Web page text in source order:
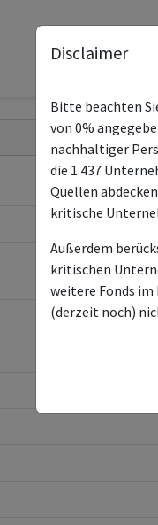
Fonds
Disclaimer
Bitte beachten
von 0%
nachhaltiger
die 1.437
Quellen
kritische
Außerdem
kritischen
weitere Fonds im
(derzeit noch)